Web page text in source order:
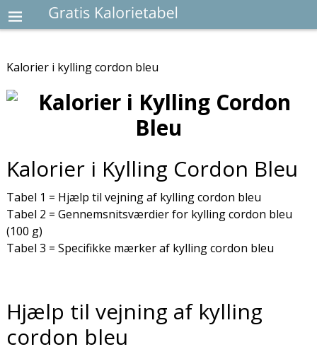
Kalorier i kylling cordon bleu
Kalorier i Kylling Cordon Bleu
Tabel 1 = Hjælp til vejning af kylling cordon bleu
Tabel 2 = Gennemsnitsværdier for kylling cordon bleu
(100 g)
Tabel 3 = Specifikke mærker af kylling cordon bleu
Hjælp til vejning af kylling
cordon bleu